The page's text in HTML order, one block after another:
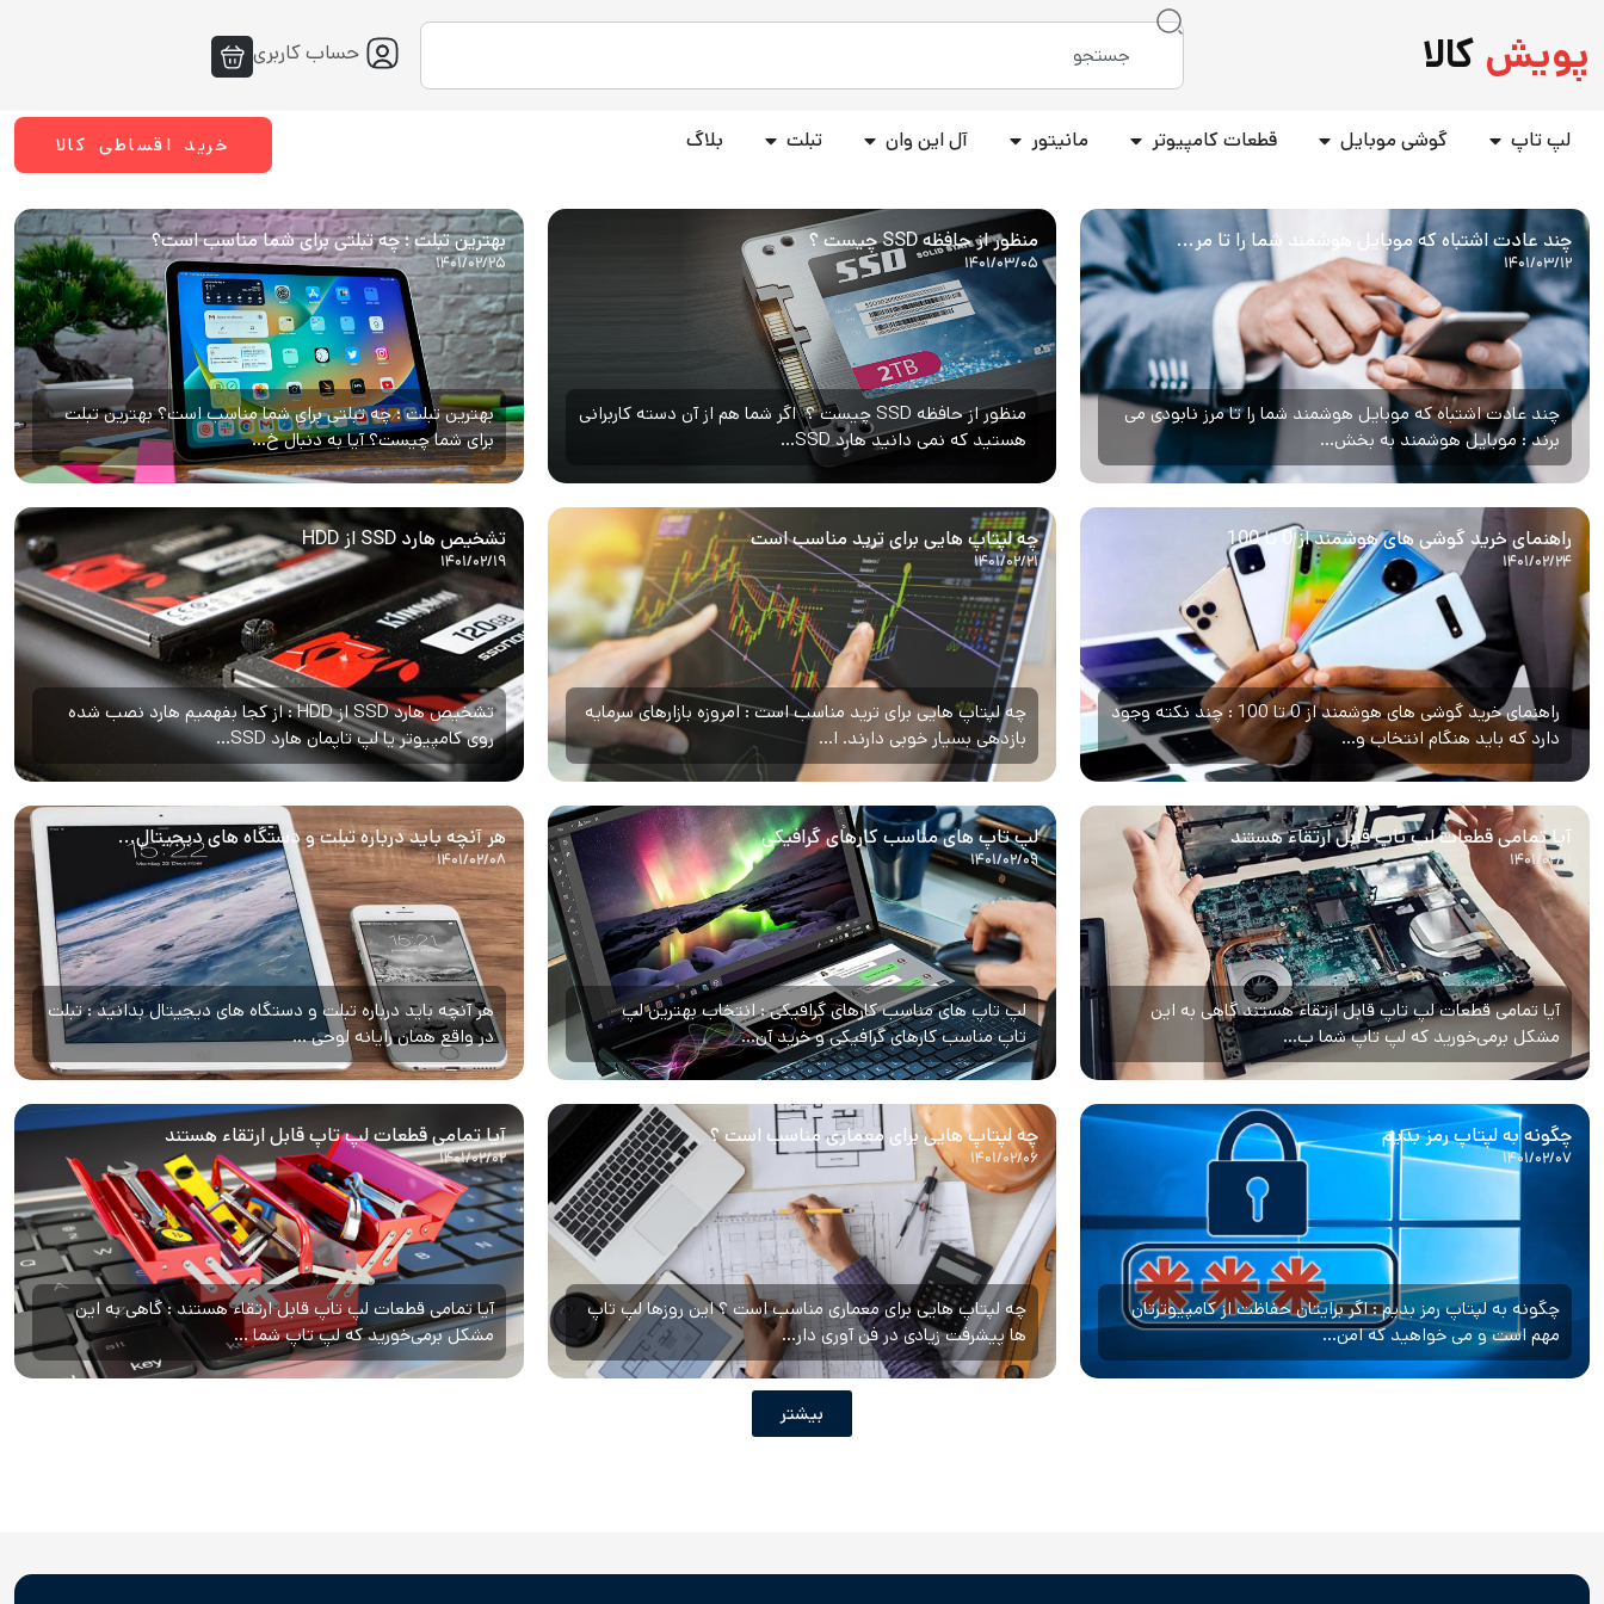
پویش کالا حساب کاربری
لپ تاپ گوشی موبایل قطعات کامپیوتر مانیتور آل این وان تبلت بلاگ خرید اقساطی کالا
چند عادت اشتباه که موبایل هوشمند شما را تا مر...
۱۴۰۱/۰۳/۱۲
چند عادت اشتباه که موبایل هوشمند شما را تا مرز نابودی می‌
برند : موبایل هوشمند به بخش...
منظور از حافظه SSD چیست ؟
۱۴۰۱/۰۳/۰۵
منظور از حافظه SSD چیست ؟ اگر شما هم از آن دسته کاربرانی
هستید که نمی دانید هارد SSD...
بهترین تبلت ؛ چه تبلتی برای شما مناسب است؟
۱۴۰۱/۰۲/۲۵
بهترین تبلت ؛ چه تبلتی برای شما مناسب است؟ بهترین تبلت
برای شما چیست؟ آیا به دنبال خ...
راهنمای خرید گوشی های هوشمند از 0 تا 100
۱۴۰۱/۰۲/۲۴
راهنمای خرید گوشی های هوشمند از 0 تا 100 : چند نکته وجود
دارد که باید هنگام انتخاب و...
چه لپتاپ هایی برای ترید مناسب است
۱۴۰۱/۰۲/۲۱
چه لپتاپ هایی برای ترید مناسب است : امروزه بازارهای سرمایه
بازدهی بسیار خوبی دارند. ا...
تشخیص هارد SSD از HDD
۱۴۰۱/۰۲/۱۹
تشخیص هارد SSD از HDD : از کجا بفهمیم هارد نصب شده
روی کامپیوتر یا لپ تاپمان هارد SSD...
آیا تمامی قطعات لپ تاپ قابل ارتقاء هستند
۱۴۰۱/۰۲/۱۱
آیا تمامی قطعات لپ تاپ قابل ارتقاء هستند گاهی به این
مشکل برمی‌خورید که لپ تاپ شما ب...
لپ تاپ های مناسب کارهای گرافیکی
۱۴۰۱/۰۲/۰۹
لپ تاپ های مناسب کارهای گرافیکی : انتخاب بهترین لپ
تاپ مناسب کارهای گرافیکی و خرید آن...
هر آنچه باید درباره تبلت و دستگاه های دیجیتال...
۱۴۰۱/۰۲/۰۸
هر آنچه باید درباره تبلت و دستگاه های دیجیتال بدانید : تبلت
در واقع همان رایانه لوحی ...
چگونه به لپتاپ رمز بدیم
۱۴۰۱/۰۲/۰۷
چگونه به لپتاپ رمز بدیم : اگر برایتان حفاظت از کامپیوترتان
مهم است و می خواهید که امن...
چه لپتاپ هایی برای معماری مناسب است ؟
۱۴۰۱/۰۲/۰۶
چه لپتاپ هایی برای معماری مناسب است ؟ این روزها لپ تاپ
ها پیشرفت زیادی در فن آوری دار...
آیا تمامی قطعات لپ تاپ قابل ارتقاء هستند
۱۴۰۱/۰۲/۰۲
آیا تمامی قطعات لپ تاپ قابل ارتقاء هستند : گاهی به این
مشکل برمی‌خورید که لپ تاپ شما ...
بیشتر